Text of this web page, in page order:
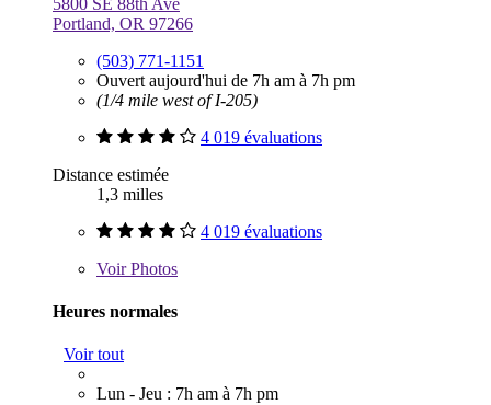
Portland, OR 97266
(503) 771-1151
Ouvert aujourd'hui de 7h am à 7h pm
(1/4 mile west of I-205)
4 019 évaluations
Distance estimée
1,3 milles
4 019 évaluations
VoirPhotos
Heures normales
Voir tout
Lun - Jeu : 7h am à 7h pm